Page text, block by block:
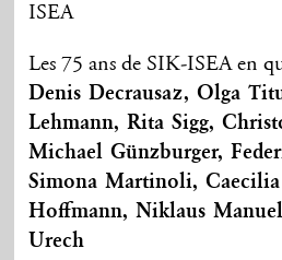
ISEA
Les 75 ans de SIK-ISEA en
Denis Decrausaz, Olga
Lehmann, Rita Sigg,
Michael Günzburger,
Simona Martinoli,
Hoffmann, Niklaus
Urech